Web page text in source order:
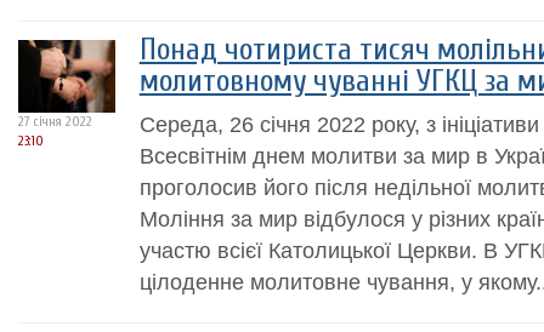
27 січня 2022
23:10
Понад чотириста тисяч
молитовному чуванні УГКЦ за
Середа, 26 січня 2022 року, з
Всесвітнім днем молитви за мир в
проголосив його після недільної
Моління за мир відбулося у різних
участю всієї Католицької Церкви. В
цілоденне молитовне чування, у